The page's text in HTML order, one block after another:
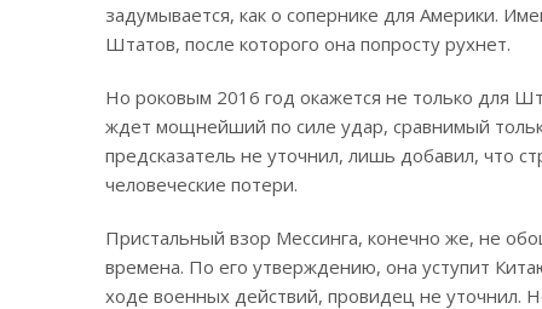
задумывается, как о сопернике для Америки.
Штатов, после которого она попросту рухнет.
Но роковым 2016 год окажется не только для
ждет мощнейший по силе удар, сравнимый
предсказатель не уточнил, лишь добавил, что
человеческие потери.
Пристальный взор Мессинга, конечно же, не
времена. По его утверждению, она уступит
ходе военных действий, провидец не уточнил.